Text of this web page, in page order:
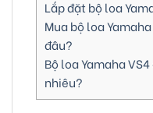
Lắp đặt bộ loa
Mua bộ loa
đâu?
Bộ loa Yamaha
nhiêu?